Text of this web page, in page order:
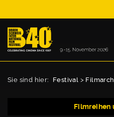
Sie sind hier: Festival >
Filmreihen